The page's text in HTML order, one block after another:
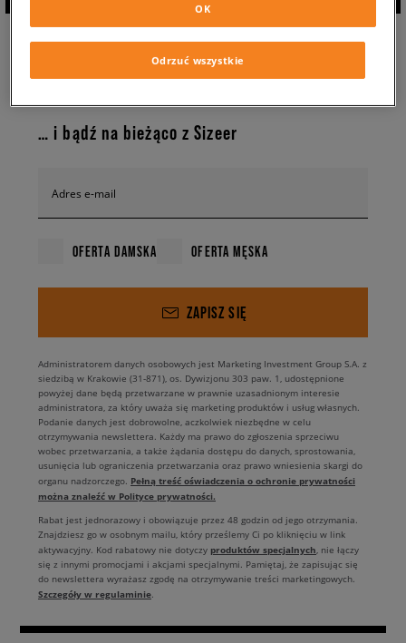
ZAPISZ SIĘ DO
NEWSLETTERA
… i bądź na bieżąco z Sizeer
Adres e-mail
OFERTA DAMSKA OFERTA MĘSKA
ZAPISZ SIĘ
Administratorem danych osobowych jest Marketing Investment Group S.A. z
siedzibą w Krakowie (31-871), os. Dywizjonu 303 paw. 1, udostępnione
powyżej dane będą przetwarzane w prawnie uzasadnionym interesie
administratora, za który uważa się marketing produktów i usług własnych.
Podanie danych jest dobrowolne, aczkolwiek niezbędne w celu
otrzymywania newslettera. Każdy ma prawo do zgłoszenia sprzeciwu
wobec przetwarzania, a także żądania dostępu do danych, sprostowania,
usunięcia lub ograniczenia przetwarzania oraz prawo wniesienia skargi do
organu nadzorczego. Pełną treść oświadczenia o ochronie prywatności
można znaleźć w Polityce prywatności.
Rabat jest jednorazowy i obowiązuje przez 48 godzin od jego otrzymania.
Znajdziesz go w osobnym mailu, który prześlemy Ci po kliknięciu w link
aktywacyjny. Kod rabatowy nie dotyczy produktów specjalnych, nie łączy
się z innymi promocjami i akcjami specjalnymi. Pamiętaj, że zapisując się
do newslettera wyrażasz zgodę na otrzymywanie treści marketingowych.
Szczegóły w regulaminie.
Odrzuć wszystkie
OK